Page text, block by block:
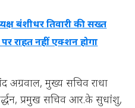
बंशीधर तिवारी की सख्त
राहत नहीं एक्शन होगा
अग्रवाल, मुख्य सचिव राधा
प्रमुख सचिव आर.के सुधांशु,